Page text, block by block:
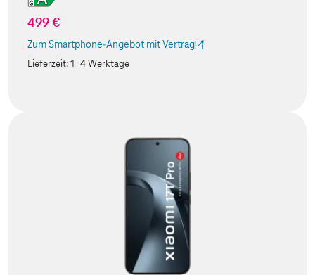
499 €
Zum Smartphone-Angebot mit Vertrag
(Der Link wird in einem neuen Tab geöffnet)
Lieferzeit:1-4 Werktage